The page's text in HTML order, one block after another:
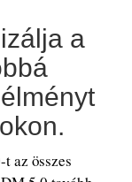
a
az összes